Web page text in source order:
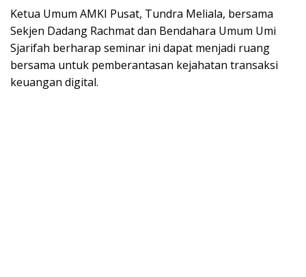
Ketua Umum AMKI Pusat, Tundra Meliala, bersama
Sekjen Dadang Rachmat dan Bendahara Umum Umi
Sjarifah berharap seminar ini dapat menjadi ruang
bersama untuk pemberantasan kejahatan transaksi
keuangan digital.